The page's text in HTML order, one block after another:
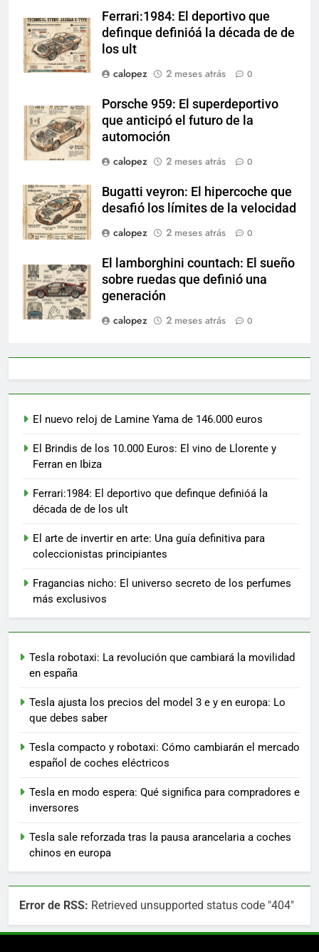
Ferrari:1984: El deportivo que
definque definióá la década de de
los ult
calopez
2 meses atrás 0
Porsche 959: El superdeportivo
que anticipó el futuro de la
automoción
calopez
2 meses atrás 0
Bugatti veyron: El hipercoche que
desafió los límites de la velocidad
calopez
2 meses atrás 0
El lamborghini countach: El sueño
sobre ruedas que definió una
generación
calopez
2 meses atrás 0
El nuevo reloj de Lamine Yama de 146.000 euros
El Brindis de los 10.000 Euros: El vino de Llorente y
Ferran en Ibiza
Ferrari:1984: El deportivo que definque definióá la
década de de los ult
El arte de invertir en arte: Una guía definitiva para
coleccionistas principiantes
Fragancias nicho: El universo secreto de los perfumes
más exclusivos
Tesla robotaxi: La revolución que cambiará la movilidad
en españa
Tesla ajusta los precios del model 3 e y en europa: Lo
que debes saber
Tesla compacto y robotaxi: Cómo cambiarán el mercado
español de coches eléctricos
Tesla en modo espera: Qué significa para compradores e
inversores
Tesla sale reforzada tras la pausa arancelaria a coches
chinos en europa
Error de RSS: Retrieved unsupported status code "404"